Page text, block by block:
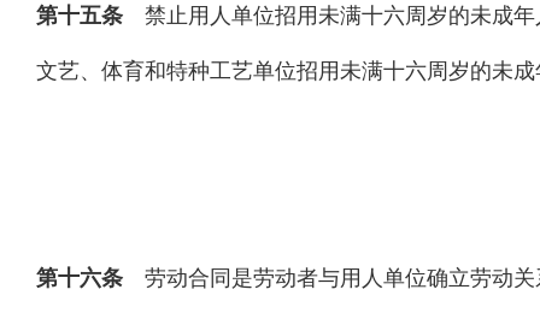
第十五条 禁止用人单位招用未满十六周岁的未成年
文艺、体育和特种工艺单位招用未满十六周岁的未
第十六条 劳动合同是劳动者与用人单位确立劳动